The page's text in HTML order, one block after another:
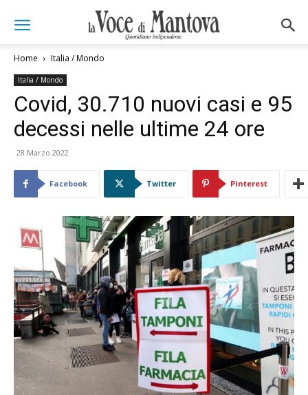
Home Italia / Mondo
Italia / Mondo
Covid, 30.710 nuovi casi e 95
decessi nelle ultime 24 ore
28 Marzo 2022
Facebook Twitter Pinterest